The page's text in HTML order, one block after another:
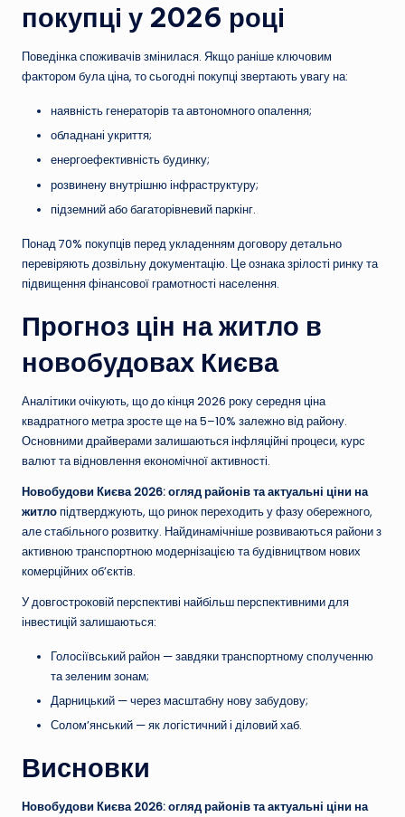
покупці у 2026 році
Поведінка споживачів змінилася. Якщо раніше ключовим
фактором була ціна, то сьогодні покупці звертають увагу на:
наявність генераторів та автономного опалення;
обладнані укриття;
енергоефективність будинку;
розвинену внутрішню інфраструктуру;
підземний або багаторівневий паркінг.
Понад 70% покупців перед укладенням договору детально
перевіряють дозвільну документацію. Це ознака зрілості ринку та
підвищення фінансової грамотності населення.
Прогноз цін на житло в
новобудовах Києва
Аналітики очікують, що до кінця 2026 року середня ціна
квадратного метра зросте ще на 5–10% залежно від району.
Основними драйверами залишаються інфляційні процеси, курс
валют та відновлення економічної активності.
Новобудови Києва 2026: огляд районів та актуальні ціни на
житлопідтверджують, що ринок переходить у фазу обережного,
але стабільного розвитку. Найдинамічніше розвиваються райони з
активною транспортною модернізацією та будівництвом нових
комерційних об’єктів.
У довгостроковій перспективі найбільш перспективними для
інвестицій залишаються:
Голосіївський район — завдяки транспортному сполученню
та зеленим зонам;
Дарницький — через масштабну нову забудову;
Солом’янський — як логістичний і діловий хаб.
Висновки
Новобудови Києва 2026: огляд районів та актуальні ціни на